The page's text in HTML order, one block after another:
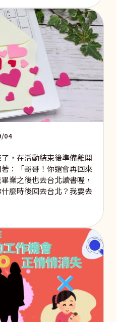
04
，在活動結束後準備離開
：「哥哥！你還會再回來
業之後也去台北讀書喔，
麼時後回去台北？我要去